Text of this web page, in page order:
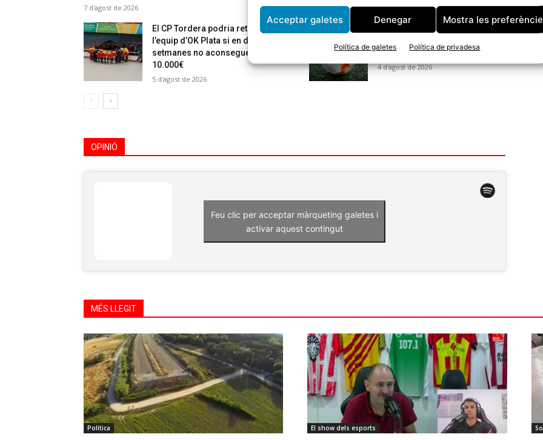
Acceptar galetes Denegar Mostra les
Política de galetes Política de privadesa
7 d'agost de 2026
El CP Tordera podria retirar
l’equip d’OK Plata si en dues
setmanes no aconsegueixen
10.000€
5 d'agost de 2026
El CF Tordera s’enfrontarà al CE
la Copa Catalunya
4 d'agost de 2026
OPINIÓ
Feu clic per acceptar màrqueting galetes i
activar aquest contingut
MÉS LLEGIT
Política El show dels esports